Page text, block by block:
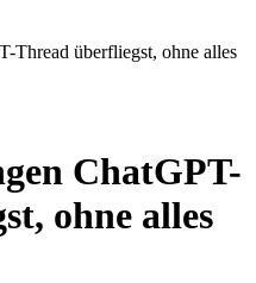
Thread überfliegst, ohne alles
ChatGPT-
ohne alles